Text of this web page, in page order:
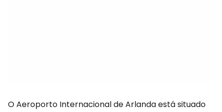
O Aeroporto Internacional de Arlanda está situado